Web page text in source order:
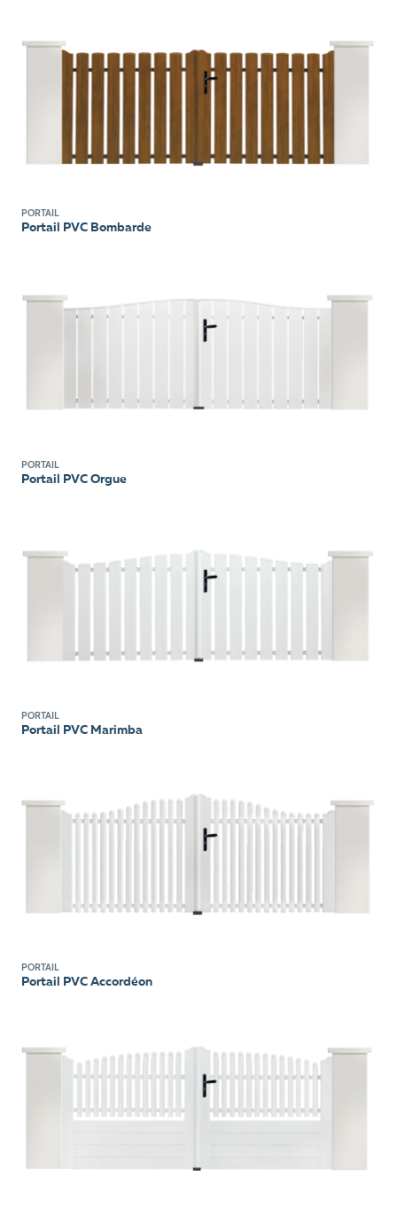
PORTAIL
Portail PVC Bombarde
PORTAIL
Portail PVC Orgue
PORTAIL
Portail PVC Marimba
PORTAIL
Portail PVC Accordéon